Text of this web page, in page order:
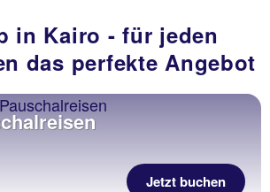
in Kairo - für jeden
das perfekte Angebot
Jetzt buchen